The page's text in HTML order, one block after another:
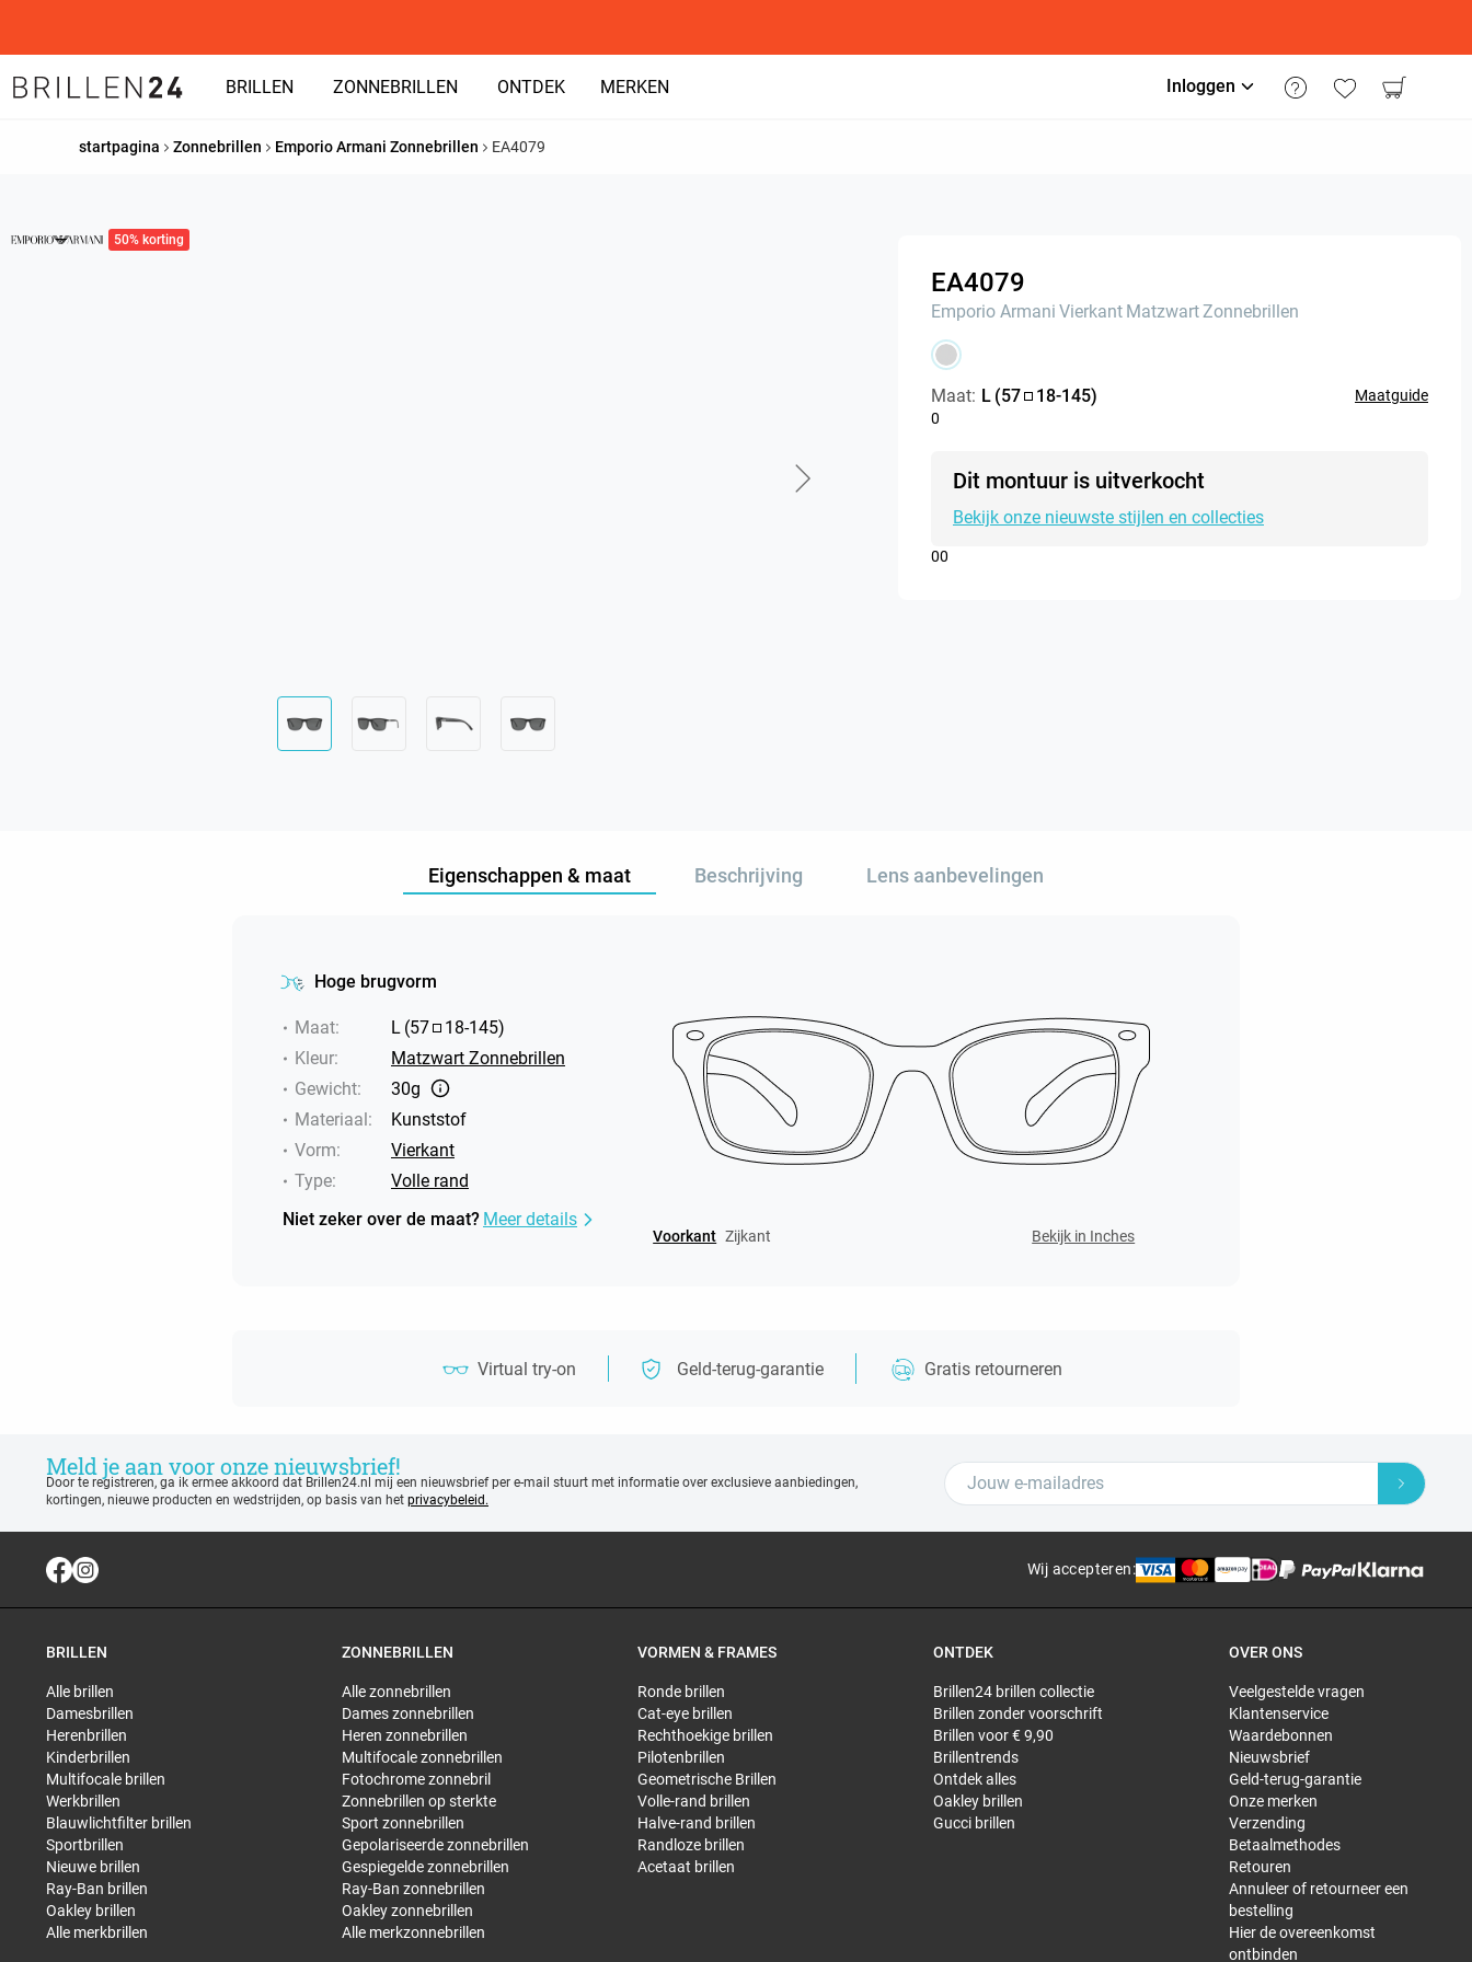
BRILLEN ZONNEBRILLEN ONTDEK MERKEN Inloggen
startpagina Zonnebrillen Emporio Armani Zonnebrillen EA4079
50% korting
EA4079
Emporio Armani Vierkant MatzwartZonnebrillen
Maat: L (57 18-145)
Maatguide
0
Dit montuur is uitverkocht
Bekijk onze nieuwste stijlen en collecties
00
Eigenschappen & maat Beschrijving Lens aanbevelingen
Hoge brugvorm
Maat: L (57 18-145)
Kleur:
Matzwart Zonnebrillen
Gewicht:
30g
Materiaal:
Kunststof
Vorm:
Vierkant
Type:
Volle rand
Niet zeker over de maat? Meer details
Voorkant Zijkant Bekijk in Inches
Virtual try-on Geld-terug-garantie Gratis retourneren
Meld je aan voor onze nieuwsbrief!
Door te registreren, ga ik ermee akkoord dat Brillen24.nl mij een nieuwsbrief per e-mail stuurt met informatie over exclusieve aanbiedingen,
kortingen, nieuwe producten en wedstrijden, op basis van het privacybeleid.
Wij accepteren:
BRILLEN
Alle brillen
Damesbrillen
Herenbrillen
Kinderbrillen
Multifocale brillen
Werkbrillen
Blauwlichtfilter brillen
Sportbrillen
Nieuwe brillen
Ray-Ban brillen
Oakley brillen
Alle merkbrillen
ZONNEBRILLEN
Alle zonnebrillen
Dames zonnebrillen
Heren zonnebrillen
Multifocale zonnebrillen
Fotochrome zonnebril
Zonnebrillen op sterkte
Sport zonnebrillen
Gepolariseerde zonnebrillen
Gespiegelde zonnebrillen
Ray-Ban zonnebrillen
Oakley zonnebrillen
Alle merkzonnebrillen
VORMEN & FRAMES
Ronde brillen
Cat-eye brillen
Rechthoekige brillen
Pilotenbrillen
Geometrische Brillen
Volle-rand brillen
Halve-rand brillen
Randloze brillen
Acetaat brillen
ONTDEK
Brillen24 brillen collectie
Brillen zonder voorschrift
Brillen voor € 9,90
Brillentrends
Ontdek alles
Oakley brillen
Gucci brillen
OVER ONS
Veelgestelde vragen
Klantenservice
Waardebonnen
Nieuwsbrief
Geld-terug-garantie
Onze merken
Verzending
Betaalmethodes
Retouren
Annuleer of retourneer een
bestelling
Hier de overeenkomst
ontbinden